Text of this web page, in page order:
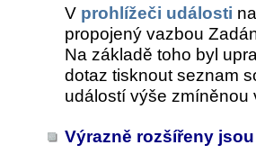
V prohlížeči události
propojený vazbou
Na základě toho byl
dotaz tisknout seznam
událostí výše zmíněnou
Výrazně rozšířeny